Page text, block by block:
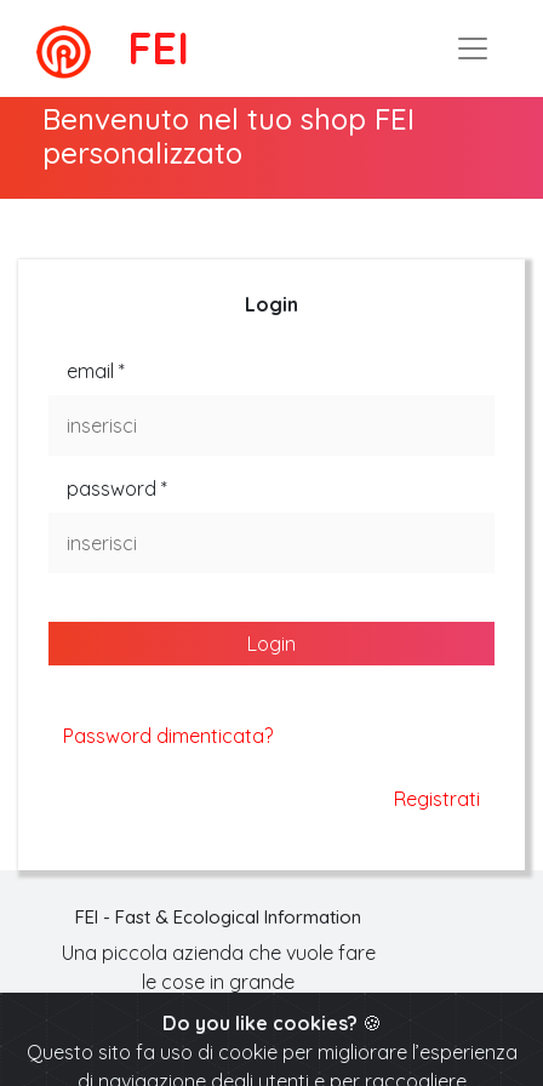
FEI Toggle
Benvenuto nel tuo shop FEI
personalizzato
Login
email *
password *
Login
Password dimenticata?
Registrati
FEI - Fast & Ecological Information
Una piccola azienda che vuole fare
le cose in grande
Via Mercatelli sant'Anna 20, Susegana, Treviso
info@feionline.it
Do you like cookies? 🍪
Questo sito fa uso di cookie per migliorare l’esperienza
di navigazione degli utenti e per raccogliere